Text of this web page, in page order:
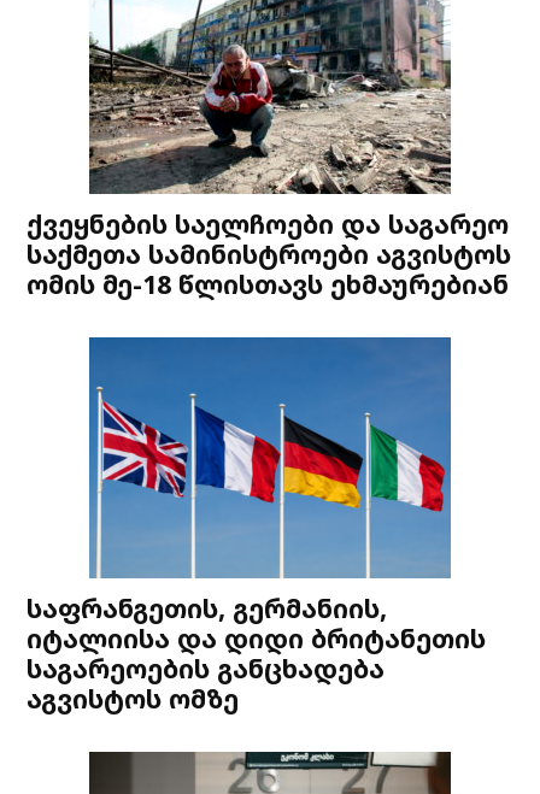
ქვეყნების საელჩოები და საგარეო
საქმეთა სამინისტროები აგვისტოს
ომის მე-18 წლისთავს ეხმაურებიან
საფრანგეთის, გერმანიის,
იტალიისა და დიდი ბრიტანეთის
საგარეოების განცხადება
აგვისტოს ომზე